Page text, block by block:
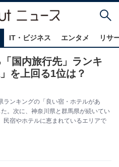
IT・ビジネス エンタメ リサ
国内旅行先」ランキ
を上回る1位は？
ランキングの「良い宿・ホテルがあ
。次に、神奈川県と群馬県が続いてい
民宿やホテルに恵まれているエリアで